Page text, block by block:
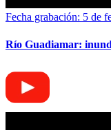
Fecha grabación: 5 de
Río Guadiamar: